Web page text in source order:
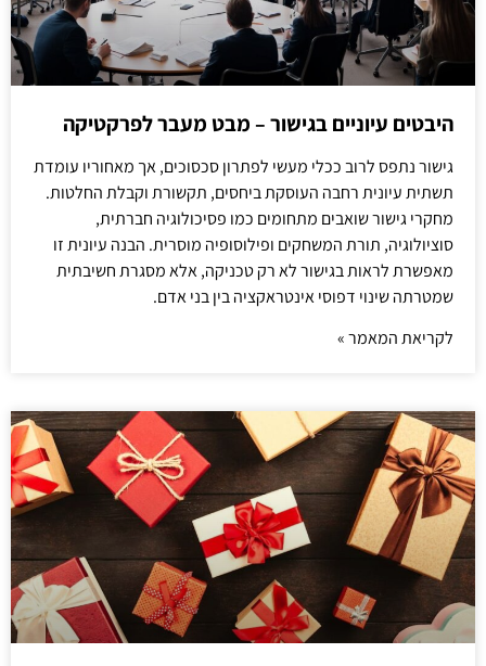
היבטים עיוניים בגישור – מבט מעבר לפרקטיקה
גישור נתפס לרוב ככלי מעשי לפתרון סכסוכים, אך מאחוריו עומדת
תשתית עיונית רחבה העוסקת ביחסים, תקשורת וקבלת החלטות.
מחקרי גישור שואבים מתחומים כמו פסיכולוגיה חברתית,
סוציולוגיה, תורת המשחקים ופילוסופיה מוסרית. הבנה עיונית זו
מאפשרת לראות בגישור לא רק טכניקה, אלא מסגרת חשיבתית
שמטרתה שינוי דפוסי אינטראקציה בין בני אדם.
לקריאת המאמר »